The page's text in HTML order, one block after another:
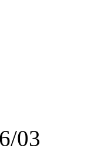
03